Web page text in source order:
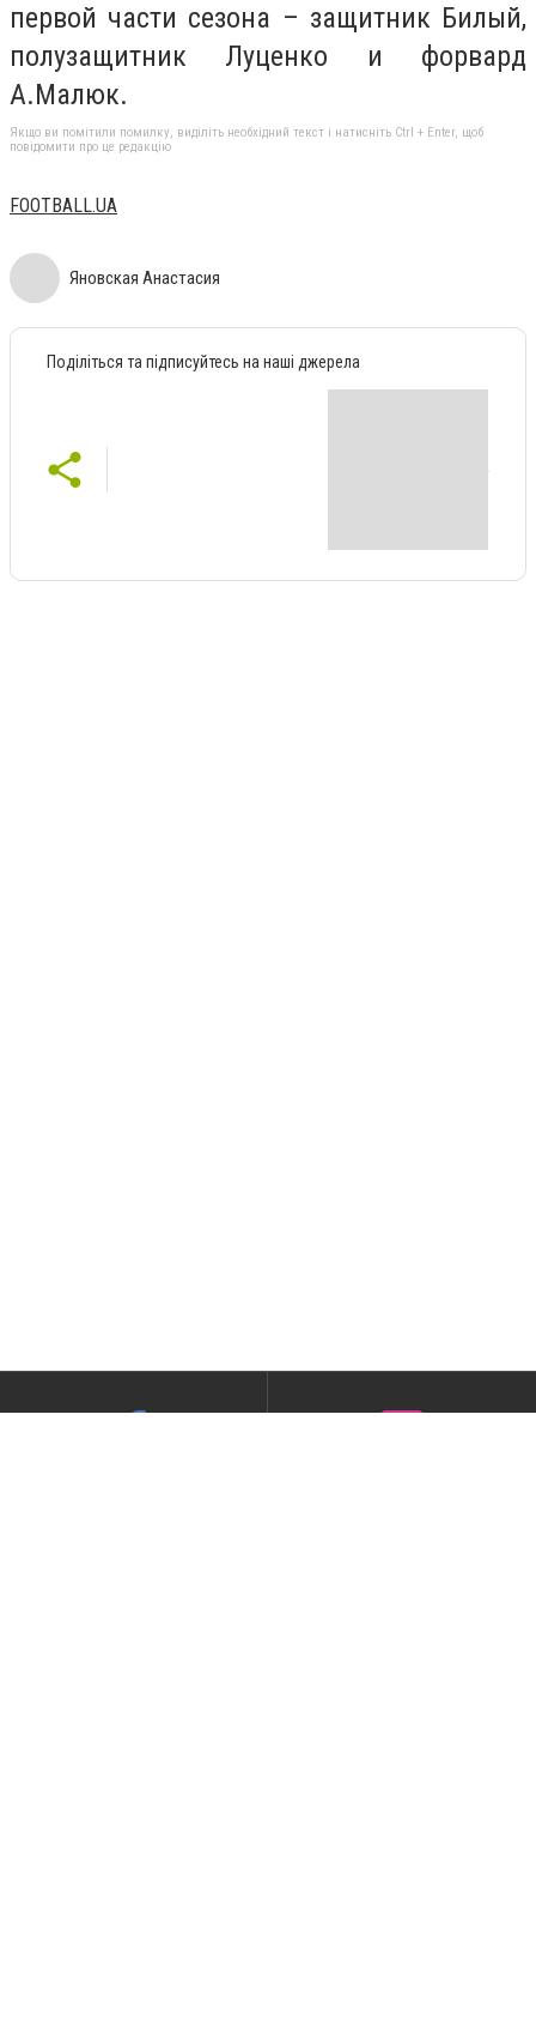
первой части сезона – защитник Билый,
полузащитник Луценко и форвард
А.Малюк.
Якщо ви помітили помилку, виділіть необхідний текст і натисніть Ctrl + Enter, щоб
повідомити про це редакцію
FOOTBALL.UA
Яновская Анастасия
Поділіться та підписуйтесь на наші джерела